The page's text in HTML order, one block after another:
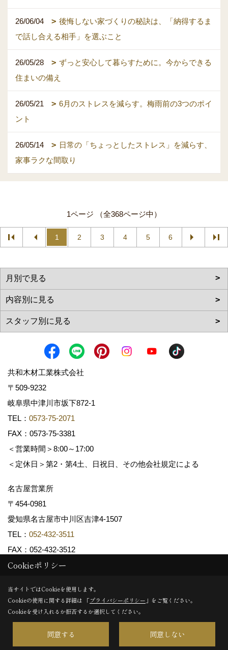
26/06/04
後悔しない家づくりの秘訣は、「納得するま
で話し合える相手」を選ぶこと
26/05/28
ずっと安心して暮らすために。今からできる
住まいの備え
26/05/21
6月のストレスを減らす。梅雨前の3つのポイ
ント
26/05/14
日常の「ちょっとしたストレス」を減らす、
家事ラクな間取り
1ページ （全368ページ中）
1 2 3 4 5 6
共和木材工業株式会社
〒509-9232
岐阜県中津川市坂下872‐1
TEL： 0573-75-2071
FAX：0573-75-3381
＜営業時間＞8:00～17:00
＜定休日＞第2・第4土、日祝日、その他会社規定による
名古屋営業所
〒454-0981
愛知県名古屋市中川区吉津4-1507
TEL： 052-432-3511
FAX：052-432-3512
Copyright (c) 共和木材工業株式会社. All Rights Reserved.
Produced byゴデスクリエイト
Cookieポリシー
当サイトではCookieを使用します。
Cookieの使用に関する詳細は 「プライバシーポリシー 」をご覧ください。
Cookieを受け入れるか拒否するか選択してください。
同意する 同意しない